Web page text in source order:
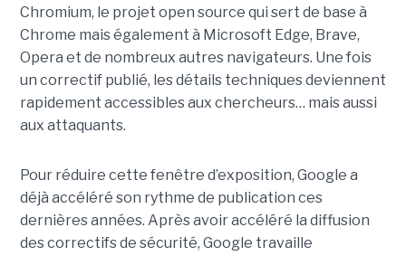
Chromium, le projet open source qui sert de base à
Chrome mais également à Microsoft Edge, Brave,
Opera et de nombreux autres navigateurs. Une fois
un correctif publié, les détails techniques deviennent
rapidement accessibles aux chercheurs… mais aussi
aux attaquants.
Pour réduire cette fenêtre d’exposition, Google a
déjà accéléré son rythme de publication ces
dernières années. Après avoir accéléré la diffusion
des correctifs de sécurité, Google travaille